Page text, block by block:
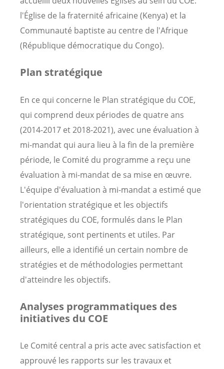
l'Église de la fraternité africaine (Kenya) et la
Communauté baptiste au centre de l'Afrique
(République démocratique du Congo).
Plan stratégique
En ce qui concerne le Plan stratégique du COE,
qui comprend deux périodes de quatre ans
(2014-2017 et 2018-2021), avec une évaluation à
mi-mandat qui aura lieu à la fin de la première
période, le Comité du programme a reçu une
évaluation à mi-mandat de sa mise en œuvre.
L'équipe d'évaluation à mi-mandat a estimé que
l'orientation stratégique et les objectifs
stratégiques du COE, formulés dans le Plan
stratégique, sont pertinents et utiles. Par
ailleurs, elle a identifié un certain nombre de
stratégies et de méthodologies permettant
d'atteindre les objectifs.
Analyses programmatiques des
initiatives du COE
Le Comité central a pris acte avec satisfaction et
approuvé les rapports sur les travaux et